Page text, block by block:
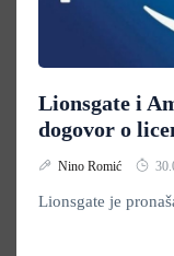
Lionsgate i
dogovor o
Nino Romić
Lionsgate je